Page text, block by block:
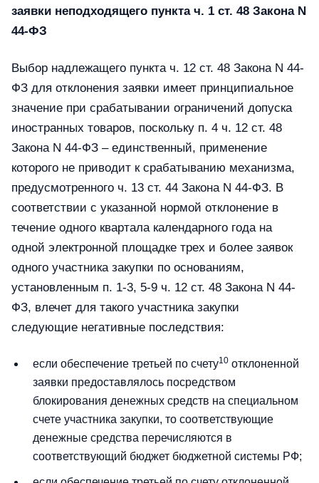
заявки неподходящего пункта ч. 1 ст. 48 Закона N
44-ФЗ
Выбор надлежащего пункта ч. 12 ст. 48 Закона N 44-
ФЗ для отклонения заявки имеет принципиальное
значение при срабатывании ограничений допуска
иностранных товаров, поскольку п. 4 ч. 12 ст. 48
Закона N 44-ФЗ – единственный, применение
которого не приводит к срабатыванию механизма,
предусмотренного ч. 13 ст. 44 Закона N 44-ФЗ. В
соответствии с указанной нормой отклонение в
течение одного квартала календарного года на
одной электронной площадке трех и более заявок
одного участника закупки по основаниям,
установленным п. 1-3, 5-9 ч. 12 ст. 48 Закона N 44-
ФЗ, влечет для такого участника закупки
следующие негативные последствия:
если обеспечение третьей по счету10 отклоненной
заявки предоставлялось посредством
блокирования денежных средств на специальном
счете участника закупки, то соответствующие
денежные средства перечисляются в
соответствующий бюджет бюджетной системы РФ;